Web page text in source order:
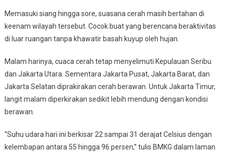
Memasuki siang hingga sore, suasana cerah masih bertahan di
keenam wilayah tersebut. Cocok buat yang berencana beraktivitas
di luar ruangan tanpa khawatir basah kuyup oleh hujan.
Malam harinya, cuaca cerah tetap menyelimuti Kepulauan Seribu
dan Jakarta Utara. Sementara Jakarta Pusat, Jakarta Barat, dan
Jakarta Selatan diprakirakan cerah berawan. Untuk Jakarta Timur,
langit malam diperkirakan sedikit lebih mendung dengan kondisi
berawan.
“Suhu udara hari ini berkisar 22 sampai 31 derajat Celsius dengan
kelembapan antara 55 hingga 96 persen,” tulis BMKG dalam laman